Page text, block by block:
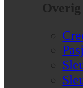
Overig